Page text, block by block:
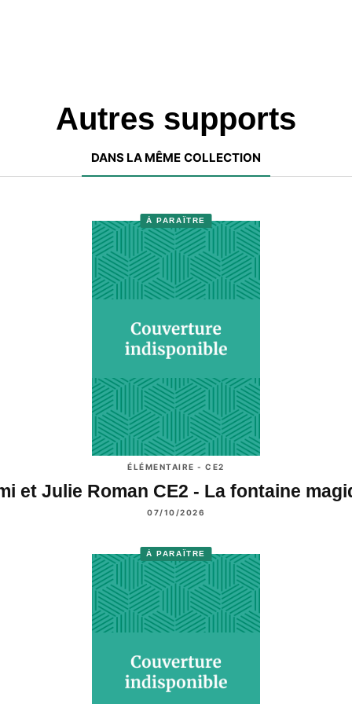
Autres supports
DANS LA MÊME COLLECTION
À PARAÎTRE
ÉLÉMENTAIRE - CE2
et Julie Roman CE2 - La fontaine
07/10/2026
À PARAÎTRE